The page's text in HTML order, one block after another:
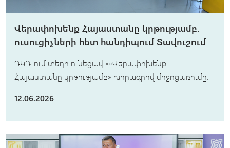
Վերափոխենք Հայաստանը կրթությամբ.
ուսուցիչների հետ հանդիպում Տավուշում
ԴԿԴ-ում տեղի ունեցավ ««Վերափոխենք
Հայաստանը կրթությամբ» խորագրով միջոցառումը։
12.06.2026